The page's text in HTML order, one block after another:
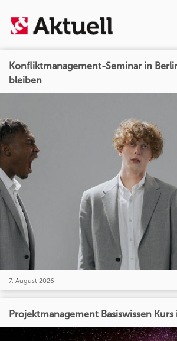
Konfliktmanagement-Seminar in
bleiben
7. August 2026
Projektmanagement Basiswissen